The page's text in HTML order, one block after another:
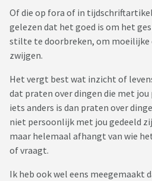
Of die op fora of in
gelezen dat het goed is om het
stilte te doorbreken, om moeilijke
zwijgen.
Het vergt best wat inzicht of
dat praten over dingen die met
iets anders is dan praten over
niet persoonlijk met jou gedeeld
maar helemaal afhangt van wie
of vraagt.
Ik heb ook wel eens meegemaakt